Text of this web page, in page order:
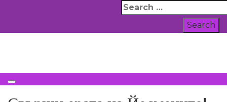
Search
for: